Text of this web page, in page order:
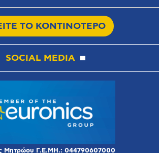
ΤΟ ΚΟΝΤΙΝΟΤΕΡΟ
SOCIAL MEDIA